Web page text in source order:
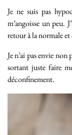
Je ne suis pas
m’angoisse un peu.
retour à la normale et
Je n’ai pas envie
sortant juste faire
déconfinement.